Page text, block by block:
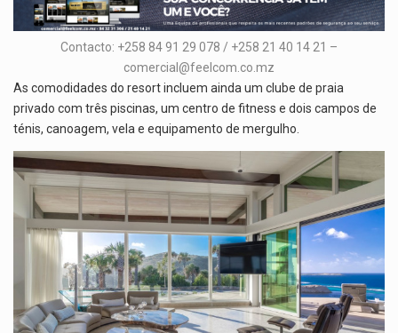
Contacto: +258 84 91 29 078 / +258 21 40 14 21 –
comercial@feelcom.co.mz
As comodidades do resort incluem ainda um clube de praia
privado com três piscinas, um centro de fitness e dois campos de
ténis, canoagem, vela e equipamento de mergulho.